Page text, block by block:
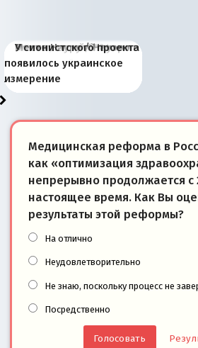
Киевская марионетка
Запада рассказала о
«переобувании» хозяев
В России назрели
перемены: 15 шагов к
суверенной экономике
Миграционный пожар
Европы
Россия начинает
сбрасывать балласт
Анкориджа
Россия зимой 1904
года: первые уступки во
внутренней политике
Русская нация вчера и
сегодня
Почему правый крах в
Варшаве не поможет её
отношениям с Россией?
Место Науру / Науэро в
современной истории
Южной Осетии
У сионистского проекта
появилось украинское
измерение
Медицинская реформа в
как «оптимизация
непрерывно продолжается с
настоящее время. Как Вы
результаты этой реформы?
На отлично
Неудовлетворительно
Не знаю, поскольку процесс не
Посредственно